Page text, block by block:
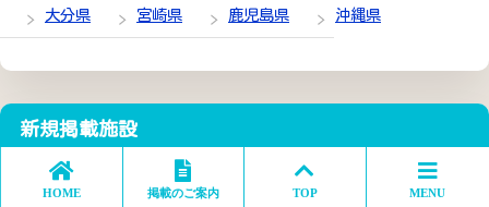
大分県 宮崎県 鹿児島県 沖縄県
新規掲載施設
【北牟婁郡】 医療法人三慶会 ぱれっと
HOME 掲載のご案内 TOP MENU